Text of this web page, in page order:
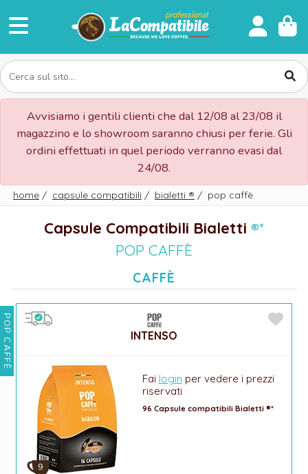
Avvisiamo i gentili clienti che dal 12/08 al 23/08 il
magazzino e lo showroom saranno chiusi per ferie. Gli
ordini effettuati in quel periodo verranno evasi dal
24/08.
home / capsule compatibili / bialetti ® / pop caffè
Capsule Compatibili Bialetti ®*
POP CAFFÈ
CAFFÈ
POP CAFFÈ INTENSO
9
Fai login per vedere i prezzi
riservati
96 Capsule compatibili Bialetti ®*